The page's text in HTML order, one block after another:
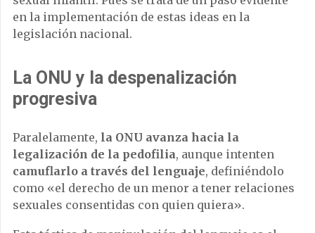
en la implementación de estas ideas en la
legislación nacional.
La ONU y la despenalización
progresiva
Paralelamente, la ONU avanza hacia la
legalización de la pedofilia, aunque intenten
camuflarlo a través del lenguaje, definiéndolo
como «el derecho de un menor a tener relaciones
sexuales consentidas con quien quiera».